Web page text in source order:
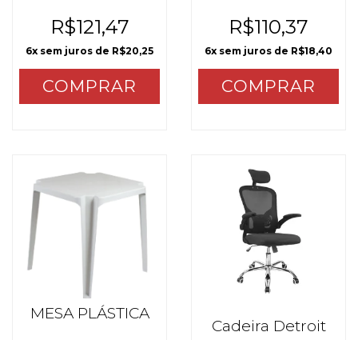
R$121,47
6x sem juros de R$20,25
COMPRAR
R$110,37
6x sem juros de R$18,40
COMPRAR
MESA PLÁSTICA
Cadeira Detroit